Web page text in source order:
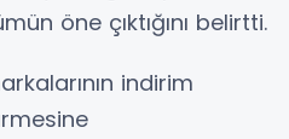
öne çıktığını belirtti.
indirim